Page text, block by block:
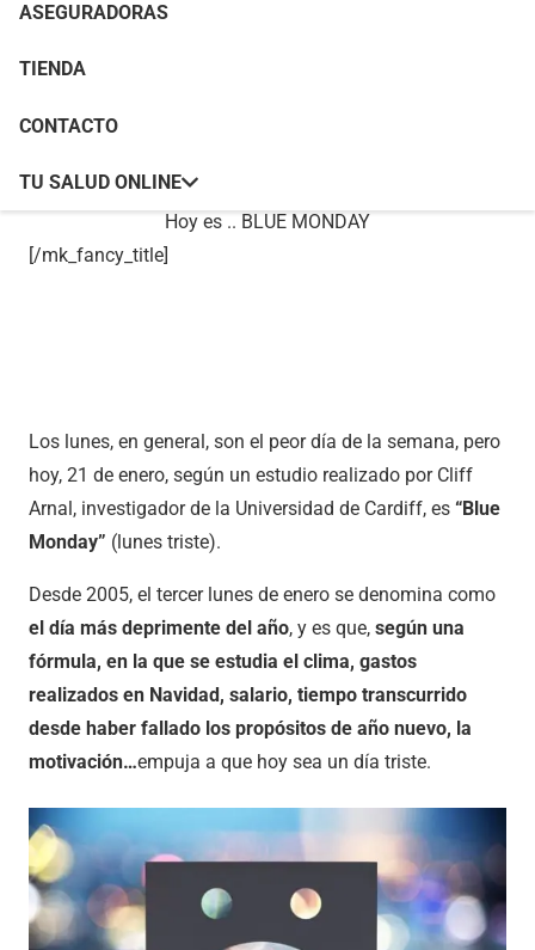
ASEGURADORAS
TIENDA
CONTACTO
TU SALUD ONLINE
size=»44″ force_font_size=»true» size_phone=»20″
font_family=»none» responsive_align=»left»]
Hoy es .. BLUE MONDAY
[/mk_fancy_title]
Los lunes, en general, son el peor día de la semana, pero
hoy, 21 de enero, según un estudio realizado por Cliff
Arnal, investigador de la Universidad de Cardiff, es “Blue
Monday” (lunes triste).
Desde 2005, el tercer lunes de enero se denomina como
el día más deprimente del año, y es que, según una
fórmula, en la que se estudia el clima, gastos
realizados en Navidad, salario, tiempo transcurrido
desde haber fallado los propósitos de año nuevo, la
motivación…empuja a que hoy sea un día triste.